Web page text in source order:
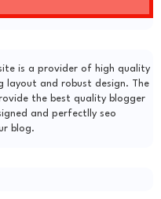
is a provider of high quality
layout and robust design. The
the best quality blogger
and perfectlly seo
blog.